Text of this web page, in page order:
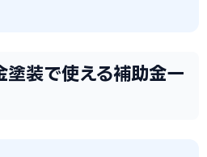
塗装で使える補助金一